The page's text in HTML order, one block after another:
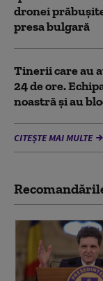
dronei
presa bulgară
Tinerii care au
24 de ore.
noastră și au
CITEȘTE MAI MULTE